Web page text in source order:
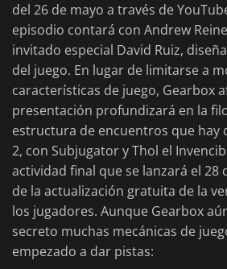
del 26 de mayo a través de
episodio contará con Andrew
invitado especial David Ruiz,
del juego. En lugar de limitarse a
características de juego, Gearbox
presentación profundizará en la
estructura de encuentros que hay
2, con Subjugator y Thol el
actividad final que se lanzará el 28
de la actualización gratuita de la
los jugadores. Aunque Gearbox
secreto muchas mecánicas de
empezado a dar pistas: